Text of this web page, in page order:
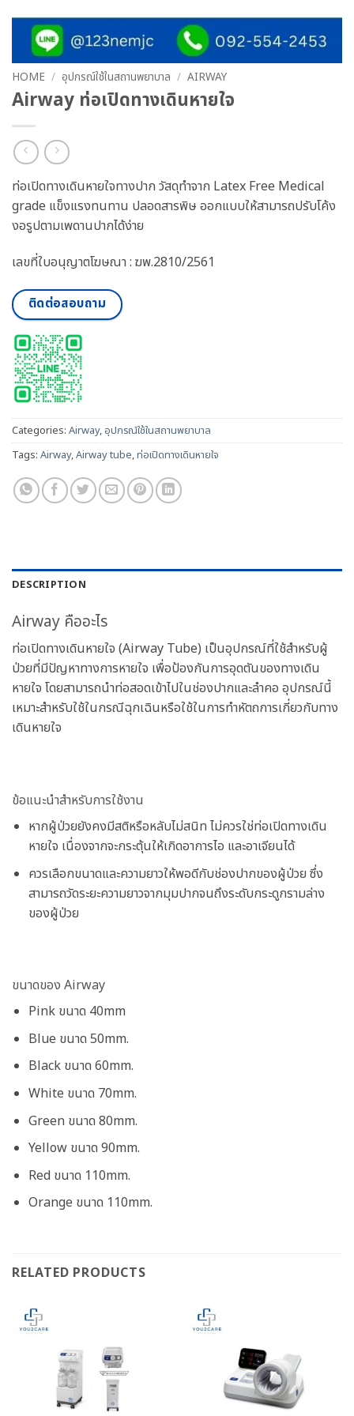
HOME / อุปกรณ์ใช้ในสถานพยาบาล / AIRWAY
Airway ท่อเปิดทางเดินหายใจ
ท่อเปิดทางเดินหายใจทางปาก วัสดุทำจาก Latex Free Medical
grade แข็งแรงทนทาน ปลอดสารพิษ ออกแบบให้สามารถปรับโค้ง
งอรูปตามเพดานปากได้ง่าย
เลขที่ใบอนุญาตโฆษณา : ฆพ.2810/2561
ติดต่อสอบถาม
Categories: Airway,อุปกรณ์ใช้ในสถานพยาบาล
Tags: Airway,Airway tube,ท่อเปิดทางเดินหายใจ
DESCRIPTION
Airway คืออะไร
ท่อเปิดทางเดินหายใจ (Airway Tube) เป็นอุปกรณ์ที่ใช้สำหรับผู้
ป่วยที่มีปัญหาทางการหายใจ เพื่อป้องกันการอุดตันของทางเดิน
หายใจ โดยสามารถนำท่อสอดเข้าไปในช่องปากและลำคอ อุปกรณ์นี้
เหมาะสำหรับใช้ในกรณีฉุกเฉินหรือใช้ในการทำหัตถการเกี่ยวกับทาง
เดินหายใจ
ข้อแนะนำสำหรับการใช้งาน
หากผู้ป่วยยังคงมีสติหรือหลับไม่สนิท ไม่ควรใช่ท่อเปิดทางเดิน
หายใจ เนื่องจากจะกระตุ้นให้เกิดอาการไอ และอาเจียนได้
ควรเลือกขนาดและความยาวให้พอดีกับช่องปากของผู้ป่วย ซึ่ง
สามารถวัดระยะความยาวจากมุมปากจนถึงระดับกระดูกรามล่าง
ของผู้ป่วย
ขนาดของ Airway
Pink ขนาด 40mm
Blue ขนาด 50mm.
Black ขนาด 60mm.
White ขนาด 70mm.
Green ขนาด 80mm.
Yellow ขนาด 90mm.
Red ขนาด 110mm.
Orange ขนาด 110mm.
RELATED PRODUCTS